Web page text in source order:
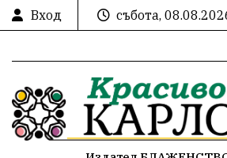
Вход
събота,